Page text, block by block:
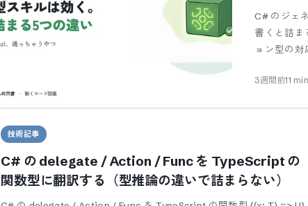
性）
C# のジェ
書くと詰ま
ョン型の
3週間前11 min
技術記事
C# の delegate / Action / Func を TypeScript の
関数型に翻訳する（型推論の違いで詰まらない）